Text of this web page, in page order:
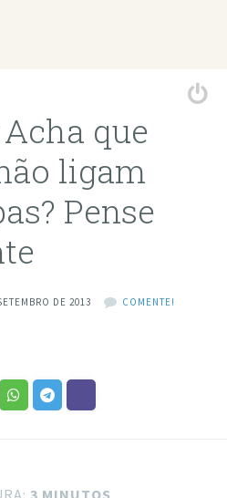
que
ligam
Pense
DE 2013
COMENTE!
3 MINUTOS